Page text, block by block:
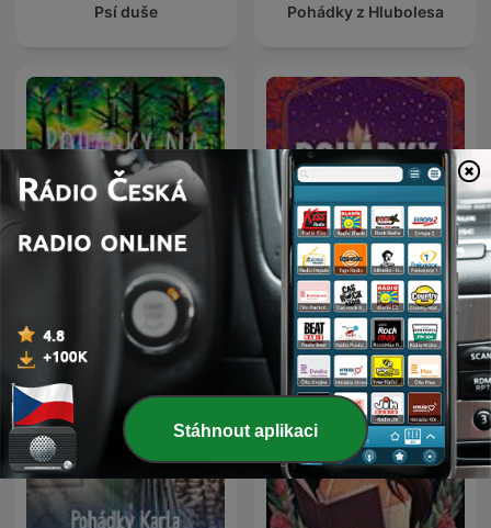
Psí duše Pohádky z Hlubolesa
Pohádky na dobrou noc Pohádky pro děti
Stáhnout aplikaci